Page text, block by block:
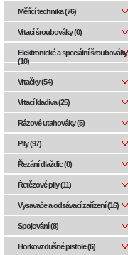
Měřící technika (76)
Vrtací šroubováky (0)
Elektronické a speciální šroubováky
(10)
Vrtačky (54)
Vrtací kladiva (25)
Rázové utahováky (5)
Pily (97)
Řezání dlaždic (0)
Řetězové pily (11)
Vysavače a odsávací zařízení (16)
Spojování (8)
Horkovzdušné pistole (6)